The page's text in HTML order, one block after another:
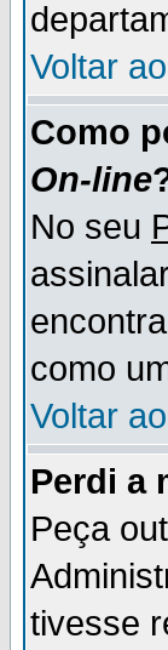
Voltar
Como
On-line
No seu
como
Voltar
Perdi a
Peça
tivesse